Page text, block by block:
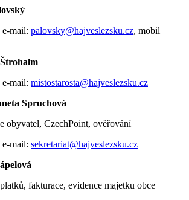
mail: palovsky@hajveslezsku.cz, mobil
mail: mistostarosta@hajveslezsku.cz
Spruchová
obyvatel, CzechPoint, ověřování
mail: sekretariat@hajveslezsku.cz
fakturace, evidence majetku obce